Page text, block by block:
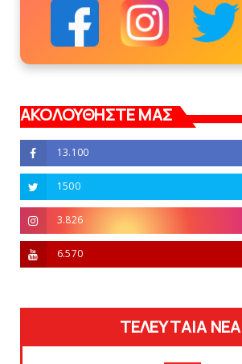
ΑΚΟΛΟΥΘΗΣΤΕ ΜΑΣ
13.100
1500
3.826
6.570
ΤΕΛΕΥΤΑΙΑ ΝΕΑ